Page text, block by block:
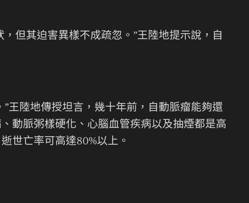
但其迫害異樣不成疏忽。”王陸地提示說，自
王陸地傳授坦言，幾十年前，自動脈瘤能夠還
動脈粥樣硬化、心腦血管疾病以及抽煙都是高
世亡率可高達80%以上。